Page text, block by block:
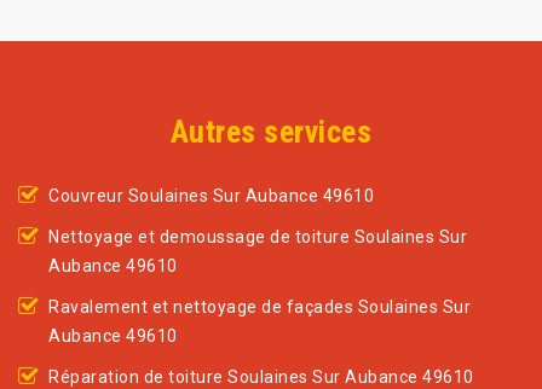
Autres services
Couvreur Soulaines Sur Aubance 49610
Nettoyage et demoussage de toiture Soulaines Sur
Aubance 49610
Ravalement et nettoyage de façades Soulaines Sur
Aubance 49610
Réparation de toiture Soulaines Sur Aubance 49610